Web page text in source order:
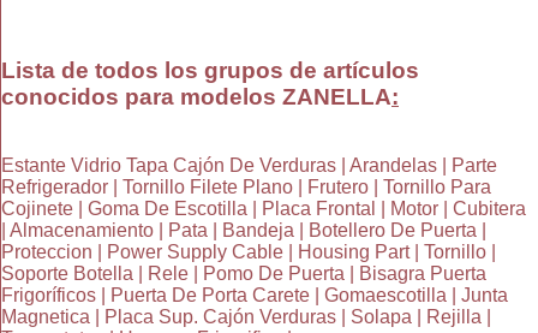
Lista de todos los grupos de artículos
conocidos para modelos ZANELLA:
Estante Vidrio Tapa Cajón De Verduras | Arandelas | Parte
Refrigerador | Tornillo Filete Plano | Frutero | Tornillo Para
Cojinete | Goma De Escotilla | Placa Frontal | Motor | Cubitera
| Almacenamiento | Pata | Bandeja | Botellero De Puerta |
Proteccion | Power Supply Cable | Housing Part | Tornillo |
Soporte Botella | Rele | Pomo De Puerta | Bisagra Puerta
Frigoríficos | Puerta De Porta Carete | Gomaescotilla | Junta
Magnetica | Placa Sup. Cajón Verduras | Solapa | Rejilla |